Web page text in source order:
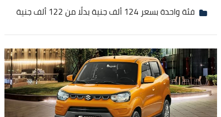
فئة واحدة بسعر 124 ألف جنية بدلًا من 122 ألف جنية